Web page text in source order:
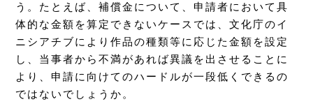
う。たとえば、補償金について、申請者において具
体的な金額を算定できないケースでは、文化庁のイ
ニシアチブにより作品の種類等に応じた金額を設定
し、当事者から不満があれば異議を出させることに
より、申請に向けてのハードルが一段低くできるの
ではないでしょうか。